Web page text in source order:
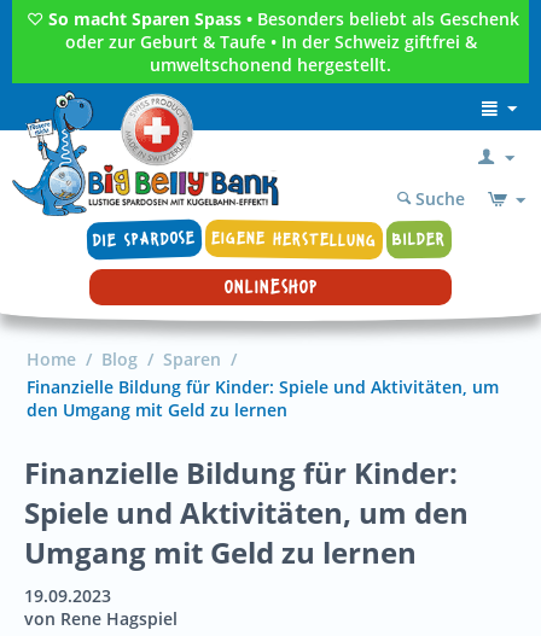
♡ So macht Sparen Spass • Besonders beliebt als Geschenk
oder zur Geburt & Taufe • In der Schweiz giftfrei &
umweltschonend hergestellt.
DIE SPARDOSE EIGENE HERSTELLUNG BILDER
Suche
ONLINESHOP
Home / Blog / Sparen /
Finanzielle Bildung für Kinder: Spiele und Aktivitäten, um
den Umgang mit Geld zu lernen
Finanzielle Bildung für Kinder:
Spiele und Aktivitäten, um den
Umgang mit Geld zu lernen
19.09.2023
von Rene Hagspiel